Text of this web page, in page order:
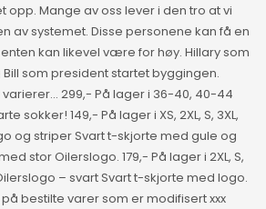
opp. Mange av oss lever i den tro at vi
av systemet. Disse personene kan få en
kan likevel være for høy. Hillary som
som president startet byggingen.
299,- På lager i 36-40, 40-44
sokker! 149,- På lager i XS, 2XL, S, 3XL,
og striper Svart t-skjorte med gule og
stor Oilerslogo. 179,- På lager i 2XL, S,
– svart Svart t-skjorte med logo.
bestilte varer som er modifisert xxx